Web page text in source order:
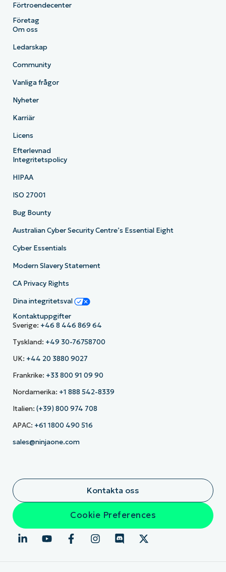
Förtroendecenter
Företag
Om oss
Ledarskap
Community
Vanliga frågor
Nyheter
Karriär
Licens
Efterlevnad
Integritetspolicy
HIPAA
ISO 27001
Bug Bounty
Australian Cyber Security Centre’s Essential Eight
Cyber Essentials
Modern Slavery Statement
CA Privacy Rights
Dina integritetsval
Kontaktuppgifter
Sverige: +46 8 446 869 64
Tyskland: +49 30-76758700
UK: +44 20 3880 9027
Frankrike: +33 800 91 09 90
Nordamerika: +1 888 542-8339
Italien: (+39) 800 974 708
APAC: +61 1800 490 516
sales@ninjaone.com
Kontakta oss
Cookie Preferences